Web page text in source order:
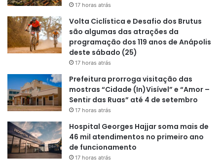
17 horas atrás
Volta Ciclística e Desafio dos Brutus
são algumas das atrações da
programação dos 119 anos de Anápolis
deste sábado (25)
17 horas atrás
Prefeitura prorroga visitação das
mostras “Cidade (In)Visível” e “Amor –
Sentir das Ruas” até 4 de setembro
17 horas atrás
Hospital Georges Hajjar soma mais de
46 mil atendimentos no primeiro ano
de funcionamento
17 horas atrás